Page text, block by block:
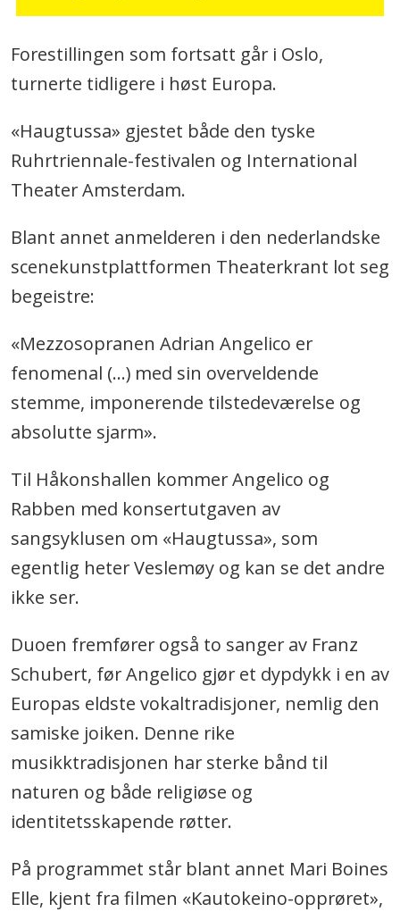
Forestillingen som fortsatt går i Oslo,
turnerte tidligere i høst Europa.
«Haugtussa» gjestet både den tyske
Ruhrtriennale-festivalen og International
Theater Amsterdam.
Blant annet anmelderen i den nederlandske
scenekunstplattformen Theaterkrant lot seg
begeistre:
«Mezzosopranen Adrian Angelico er
fenomenal (...) med sin overveldende
stemme, imponerende tilstedeværelse og
absolutte sjarm».
Til Håkonshallen kommer Angelico og
Rabben med konsertutgaven av
sangsyklusen om «Haugtussa», som
egentlig heter Veslemøy og kan se det andre
ikke ser.
Duoen fremfører også to sanger av Franz
Schubert, før Angelico gjør et dypdykk i en av
Europas eldste vokaltradisjoner, nemlig den
samiske joiken. Denne rike
musikktradisjonen har sterke bånd til
naturen og både religiøse og
identitetsskapende røtter.
På programmet står blant annet Mari Boines
Elle, kjent fra filmen «Kautokeino-opprøret»,